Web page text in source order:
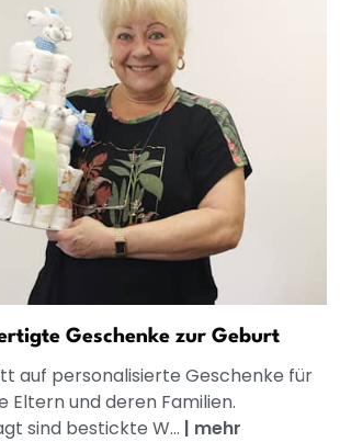
Geschenke zur Geburt
auf personalisierte Geschenke für
Eltern und deren Familien.
sind bestickte W... | mehr